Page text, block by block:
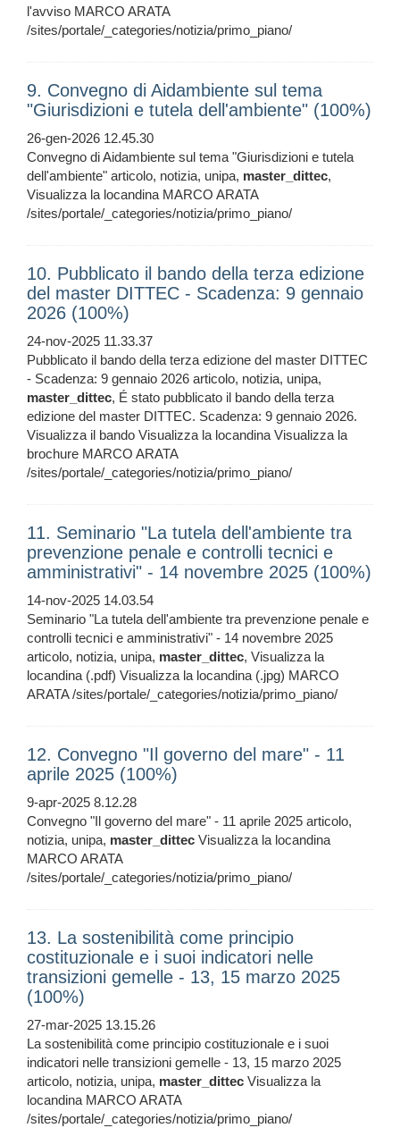
l'avviso MARCO ARATA
/sites/portale/_categories/notizia/primo_piano/
9. Convegno di Aidambiente sul tema
"Giurisdizioni e tutela dell'ambiente" (100%)
26-gen-2026 12.45.30
Convegno di Aidambiente sul tema "Giurisdizioni e tutela
dell'ambiente" articolo, notizia, unipa, master_dittec,
Visualizza la locandina MARCO ARATA
/sites/portale/_categories/notizia/primo_piano/
10. Pubblicato il bando della terza edizione
del master DITTEC - Scadenza: 9 gennaio
2026 (100%)
24-nov-2025 11.33.37
Pubblicato il bando della terza edizione del master DITTEC
- Scadenza: 9 gennaio 2026 articolo, notizia, unipa,
master_dittec, É stato pubblicato il bando della terza
edizione del master DITTEC. Scadenza: 9 gennaio 2026.
Visualizza il bando Visualizza la locandina Visualizza la
brochure MARCO ARATA
/sites/portale/_categories/notizia/primo_piano/
11. Seminario "La tutela dell'ambiente tra
prevenzione penale e controlli tecnici e
amministrativi" - 14 novembre 2025 (100%)
14-nov-2025 14.03.54
Seminario "La tutela dell'ambiente tra prevenzione penale e
controlli tecnici e amministrativi" - 14 novembre 2025
articolo, notizia, unipa, master_dittec, Visualizza la
locandina (.pdf) Visualizza la locandina (.jpg) MARCO
ARATA /sites/portale/_categories/notizia/primo_piano/
12. Convegno "Il governo del mare" - 11
aprile 2025 (100%)
9-apr-2025 8.12.28
Convegno "Il governo del mare" - 11 aprile 2025 articolo,
notizia, unipa, master_dittec Visualizza la locandina
MARCO ARATA
/sites/portale/_categories/notizia/primo_piano/
13. La sostenibilità come principio
costituzionale e i suoi indicatori nelle
transizioni gemelle - 13, 15 marzo 2025
(100%)
27-mar-2025 13.15.26
La sostenibilità come principio costituzionale e i suoi
indicatori nelle transizioni gemelle - 13, 15 marzo 2025
articolo, notizia, unipa, master_dittec Visualizza la
locandina MARCO ARATA
/sites/portale/_categories/notizia/primo_piano/